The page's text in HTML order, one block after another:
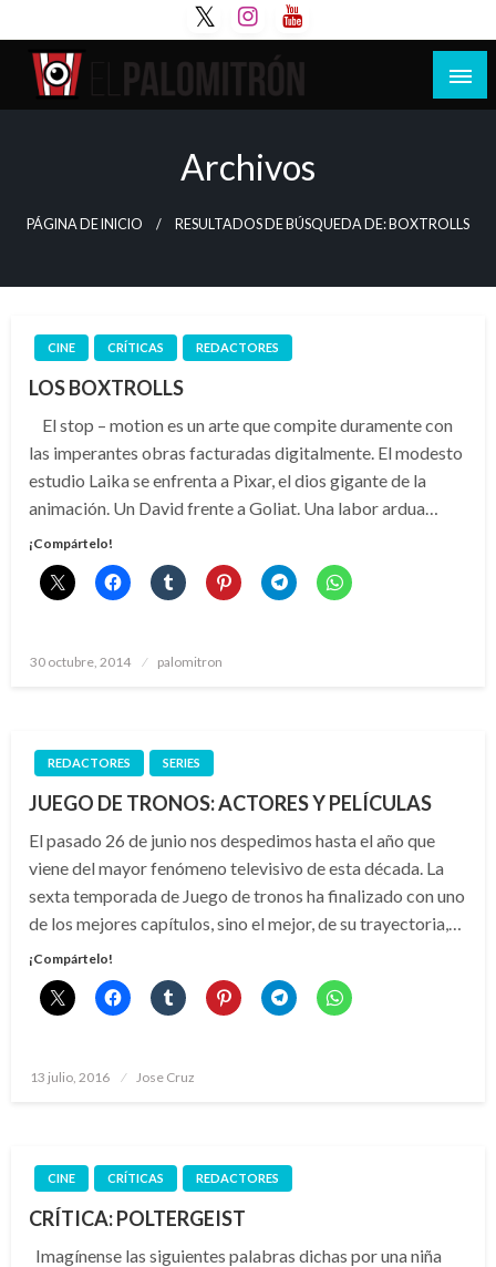
al
contenido
Tu espacio de la industria de cine española y
Archivos
PÁGINA DE INICIO RESULTADOS DE BÚSQUEDA DE: BOXTROLLS
CINE CRÍTICAS REDACTORES
LOS BOXTROLLS
El stop – motion es un arte que compite duramente con
las imperantes obras facturadas digitalmente. El modesto
estudio Laika se enfrenta a Pixar, el dios gigante de la
animación. Un David frente a Goliat. Una labor ardua…
¡Compártelo!
Publicado
30 octubre, 2014 palomitron
REDACTORES SERIES
JUEGO DE TRONOS: ACTORES Y PELÍCULAS
El pasado 26 de junio nos despedimos hasta el año que
viene del mayor fenómeno televisivo de esta década. La
sexta temporada de Juego de tronos ha finalizado con uno
de los mejores capítulos, sino el mejor, de su trayectoria,…
¡Compártelo!
Publicado
13 julio, 2016 Jose Cruz
CINE CRÍTICAS REDACTORES
CRÍTICA: POLTERGEIST
Imagínense las siguientes palabras dichas por una niña